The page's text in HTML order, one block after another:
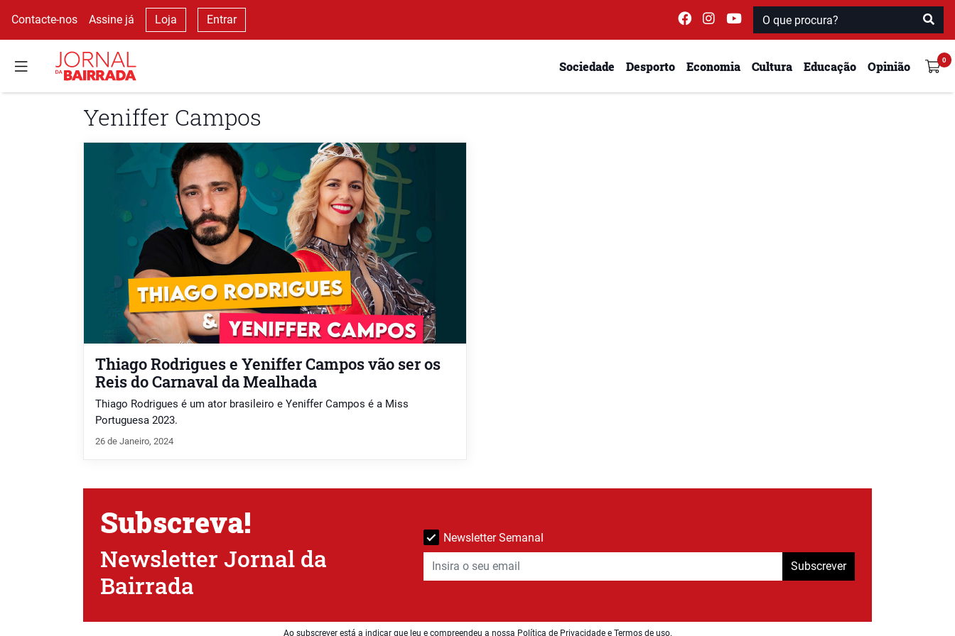
Contacte-nos Assine já Loja Entrar
Sociedade Desporto Economia Cultura Educação Opinião
Yeniffer Campos
Thiago Rodrigues e Yeniffer Campos vão ser os
Reis do Carnaval da Mealhada
Thiago Rodrigues é um ator brasileiro e Yeniffer Campos é a Miss
Portuguesa 2023.
26 de Janeiro, 2024
Subscreva!
Newsletter Jornal da
Bairrada
Newsletter Semanal
Subscrever
Ao subscrever está a indicar que leu e compreendeu a nossa Política de Privacidade e Termos de uso.